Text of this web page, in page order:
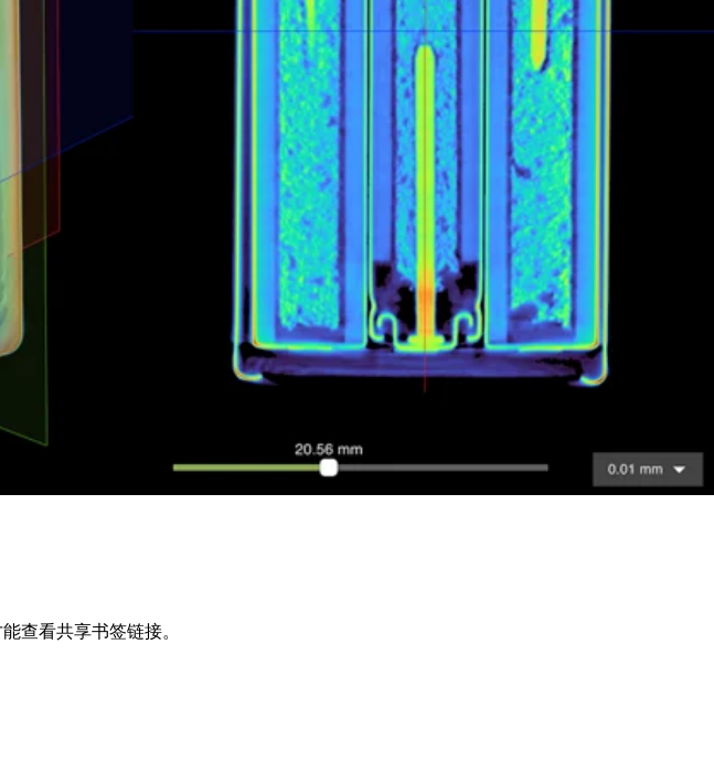
查看共享书签链接。